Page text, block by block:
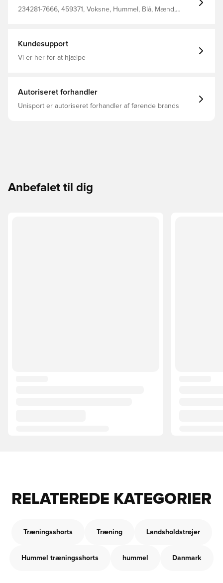
234281-7666, 459371, Voksne, Hummel, Blå, Mænd,
Kundesupport
Vi er her for at hjælpe
Autoriseret forhandler
Unisport er autoriseret forhandler af førende brands
Anbefalet til dig
RELATEREDE KATEGORIER
Træningsshorts Træning Landsholdstrøjer
Hummel træningsshorts hummel Danmark